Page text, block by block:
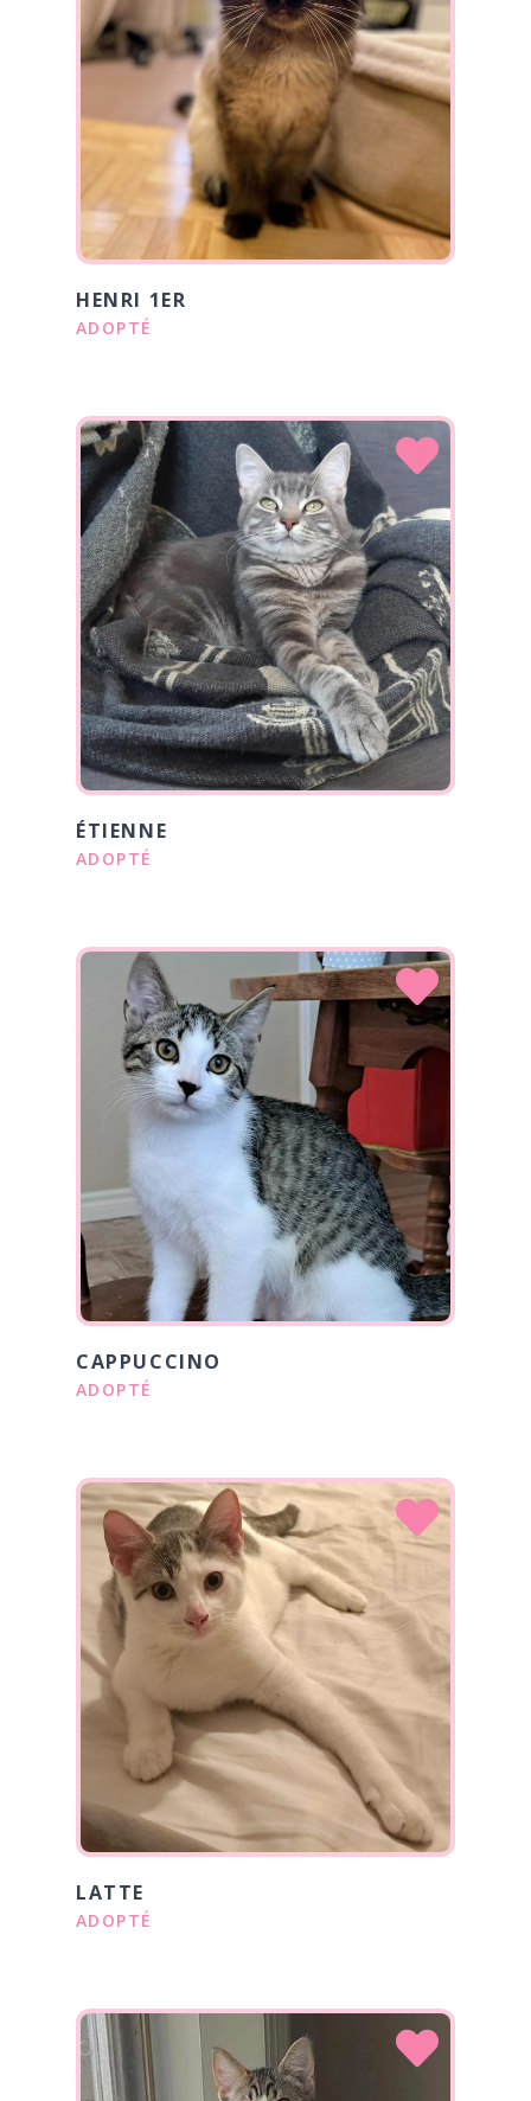
HENRI 1ER
ADOPTÉ
ÉTIENNE
ADOPTÉ
CAPPUCCINO
ADOPTÉ
LATTE
ADOPTÉ